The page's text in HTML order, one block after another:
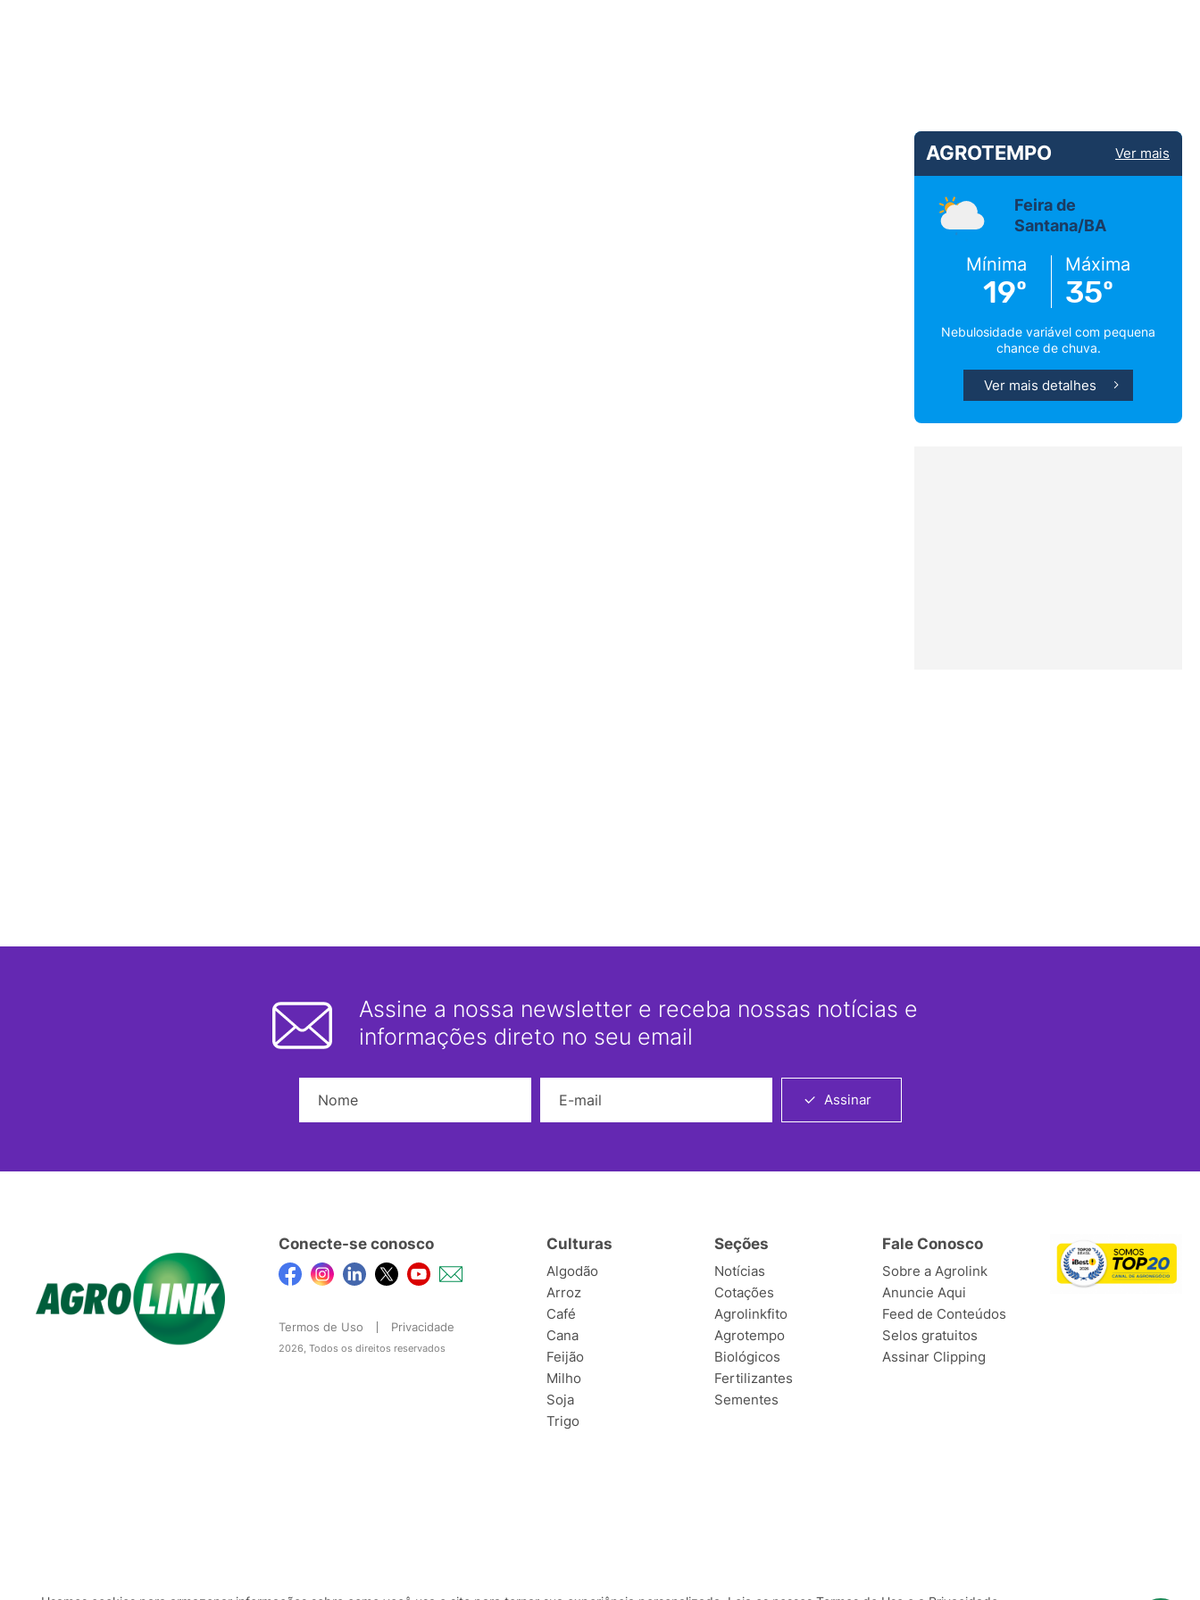
AGROTEMPO Ver mais
Feira de
Santana/BA
Mínima
19º
Máxima
35º
Nebulosidade variável com pequena
chance de chuva.
Ver mais detalhes
Assine a nossa newsletter e receba nossas notícias e
informações direto no seu email
Assinar
Conecte-se conosco
Termos de Uso Privacidade
2026, Todos os direitos reservados
Culturas
Algodão
Arroz
Café
Cana
Feijão
Milho
Soja
Trigo
Seções
Notícias
Cotações
Agrolinkfito
Agrotempo
Biológicos
Fertilizantes
Sementes
Fale Conosco
Sobre a Agrolink
Anuncie Aqui
Feed de Conteúdos
Selos gratuitos
Assinar Clipping